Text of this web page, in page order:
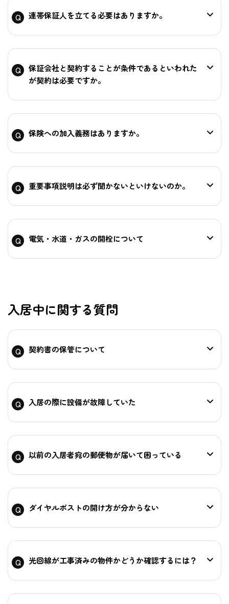
連帯保証人を立てる必要はありますか。
保証会社と契約することが条件であるといわれた
が契約は必要ですか。
保険への加入義務はありますか。
重要事項説明は必ず聞かないといけないのか。
電気・水道・ガスの開栓について
入居中に関する質問
契約書の保管について
入居の際に設備が故障していた
以前の入居者宛の郵便物が届いて困っている
ダイヤルポストの開け方が分からない
光回線が工事済みの物件かどうか確認するには？